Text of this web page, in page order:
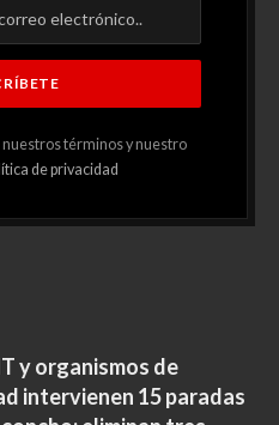
términos y nuestro
de privacidad
y organismos de
intervienen 15 paradas